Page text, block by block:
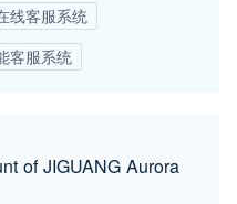
线客服系统
客服系统
of JIGUANG Aurora